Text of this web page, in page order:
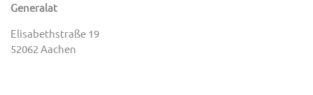
Generalat
Elisabethstraße 19
52062 Aachen